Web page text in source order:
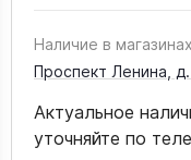
Наличие в
Проспект Ленина,
Актуальное
уточняйте по